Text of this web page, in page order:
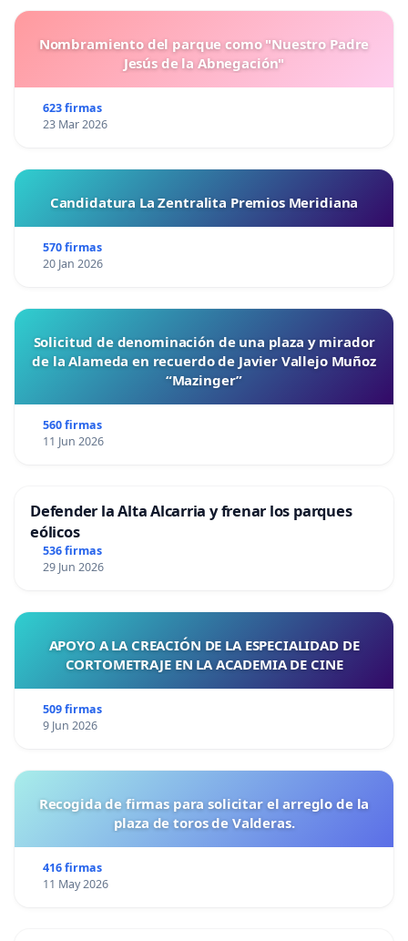
Nombramiento del parque como "Nuestro Padre
Jesús de la Abnegación"
623 firmas
23 Mar 2026
Candidatura La Zentralita Premios Meridiana
570 firmas
20 Jan 2026
Solicitud de denominación de una plaza y mirador
de la Alameda en recuerdo de Javier Vallejo Muñoz
“Mazinger”
560 firmas
11 Jun 2026
Defender la Alta Alcarria y frenar los parques
eólicos
536 firmas
29 Jun 2026
APOYO A LA CREACIÓN DE LA ESPECIALIDAD DE
CORTOMETRAJE EN LA ACADEMIA DE CINE
509 firmas
9 Jun 2026
Recogida de firmas para solicitar el arreglo de la
plaza de toros de Valderas.
416 firmas
11 May 2026